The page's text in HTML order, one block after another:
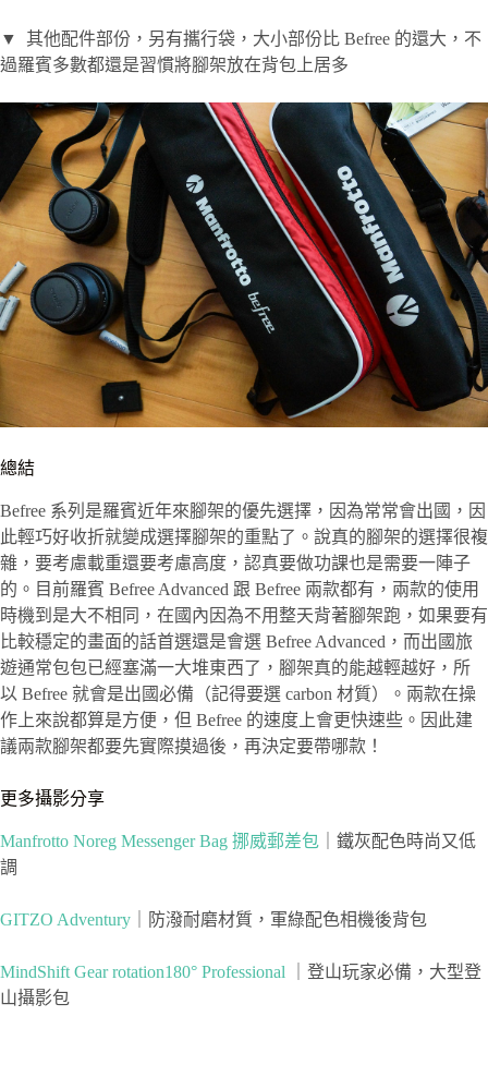
▼ 其他配件部份，另有攜行袋，大小部份比 Befree 的還大，不
過羅賓多數都還是習慣將腳架放在背包上居多
總結
Befree 系列是羅賓近年來腳架的優先選擇，因為常常會出國，因
此輕巧好收折就變成選擇腳架的重點了。說真的腳架的選擇很複
雜，要考慮載重還要考慮高度，認真要做功課也是需要一陣子
的。目前羅賓 Befree Advanced 跟 Befree 兩款都有，兩款的使用
時機到是大不相同，在國內因為不用整天背著腳架跑，如果要有
比較穩定的畫面的話首選還是會選 Befree Advanced，而出國旅
遊通常包包已經塞滿一大堆東西了，腳架真的能越輕越好，所
以 Befree 就會是出國必備（記得要選 carbon 材質）。兩款在操
作上來說都算是方便，但 Befree 的速度上會更快速些。因此建
議兩款腳架都要先實際摸過後，再決定要帶哪款！
更多攝影分享
Manfrotto Noreg Messenger Bag 挪威郵差包 ｜鐵灰配色時尚又低
調
GITZO Adventury ｜防潑耐磨材質，軍綠配色相機後背包
MindShift Gear rotation180° Professional ｜登山玩家必備，大型登
山攝影包